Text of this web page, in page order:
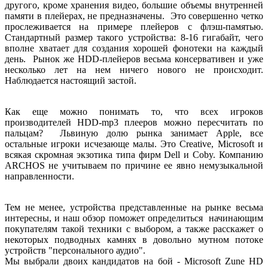
другого, кроме хранения видео, большие объемы внутренней
памяти в плейерах, не предназначены. Это совершенно четко
прослеживается на примере плейеров с флэш-памятью.
Стандартный размер такого устройства: 8-16 гигабайт, чего
вполне хватает для создания хорошей фонотеки на каждый
день. Рынок же HDD-плейеров весьма консервативен и уже
несколько лет на нем ничего нового не происходит.
Наблюдается настоящий застой.
Как еще можно понимать то, что всех игроков
производителей HDD-mp3 плееров можно пересчитать по
пальцам? Львиную долю рынка занимает Apple, все
остальные игроки исчезающе малы. Это Creative, Microsoft и
всякая скромная экзотика типа фирм Dell и Coby. Компанию
ARCHOS не учитываем по причине ее явно немузыкальной
направленности.
Тем не менее, устройства представленные на рынке весьма
интересны, и наш обзор поможет определиться начинающим
покупателям такой техники с выбором, а также расскажет о
некоторых подводных камнях в довольно мутном потоке
устройств "персонального аудио".
Мы выбрали двоих кандидатов на бой - Microsoft Zune HD